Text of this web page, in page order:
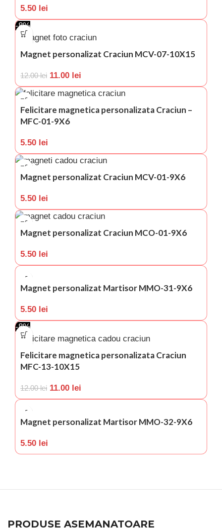
5.50 lei
-8%
Magnet personalizat Craciun MCV-07-10X15
12.00lei 11.00 lei
Felicitare magnetica personalizata Craciun –
MFC-01-9X6
5.50 lei
Magnet personalizat Craciun MCV-01-9X6
5.50 lei
Magnet personalizat Craciun MCO-01-9X6
5.50 lei
Magnet personalizat Martisor MMO-31-9X6
5.50 lei
-8%
Felicitare magnetica personalizata Craciun
MFC-13-10X15
12.00lei 11.00 lei
Magnet personalizat Martisor MMO-32-9X6
5.50 lei
PRODUSE ASEMANATOARE